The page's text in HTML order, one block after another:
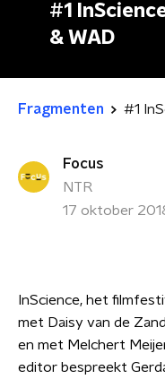
#1
& WAD
Fragmenten
Focus
NTR
17 oktober
InScience, het
met Daisy van de
en met Melchert
editor bespreekt